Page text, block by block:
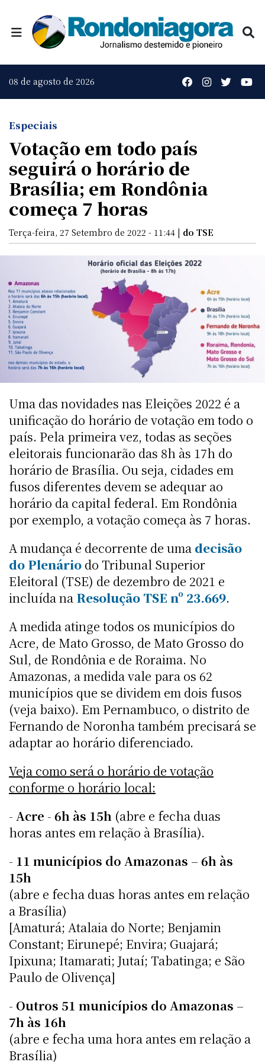
08 de agosto de 2026
Especiais
Votação em todo país
seguirá o horário de
Brasília; em Rondônia
começa 7 horas
Terça-feira, 27 Setembro de 2022 - 11:44 | do TSE
Uma das novidades nas Eleições 2022 é a
unificação do horário de votação em todo o
país. Pela primeira vez, todas as seções
eleitorais funcionarão das 8h às 17h do
horário de Brasília. Ou seja, cidades em
fusos diferentes devem se adequar ao
horário da capital federal. Em Rondônia
por exemplo, a votação começa às 7 horas.
A mudança é decorrente de uma decisão
do Plenário do Tribunal Superior
Eleitoral (TSE) de dezembro de 2021 e
incluída na Resolução TSE nº 23.669.
A medida atinge todos os municípios do
Acre, de Mato Grosso, de Mato Grosso do
Sul, de Rondônia e de Roraima. No
Amazonas, a medida vale para os 62
municípios que se dividem em dois fusos
(veja baixo). Em Pernambuco, o distrito de
Fernando de Noronha também precisará se
adaptar ao horário diferenciado.
Veja como será o horário de votação
conforme o horário local:
- Acre - 6h às 15h (abre e fecha duas
horas antes em relação à Brasília).
- 11 municípios do Amazonas – 6h às
15h
(abre e fecha duas horas antes em relação
a Brasília)
[Amaturá; Atalaia do Norte; Benjamin
Constant; Eirunepé; Envira; Guajará;
Ipixuna; Itamarati; Jutaí; Tabatinga; e São
Paulo de Olivença]
- Outros 51 municípios do Amazonas –
7h às 16h
(abre e fecha uma hora antes em relação a
Brasília)